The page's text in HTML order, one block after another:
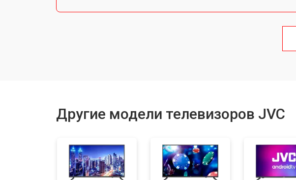
Замена модуля Wi-Fi
Другие модели телевизоров JVC